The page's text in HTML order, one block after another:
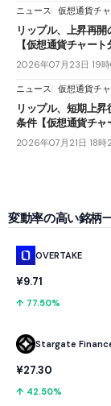
ニュース 仮想通貨チ
リップル、上昇再
【仮想通貨チャー
2026年07月23日 19
ニュース 仮想通貨チ
リップル、短期上
条件【仮想通貨チャ
2026年07月21日 18時
変動率の高い銘柄
OVERTAKE
¥9.71
↑ 77.50%
Stargate
¥27.30
↑ 42.50%